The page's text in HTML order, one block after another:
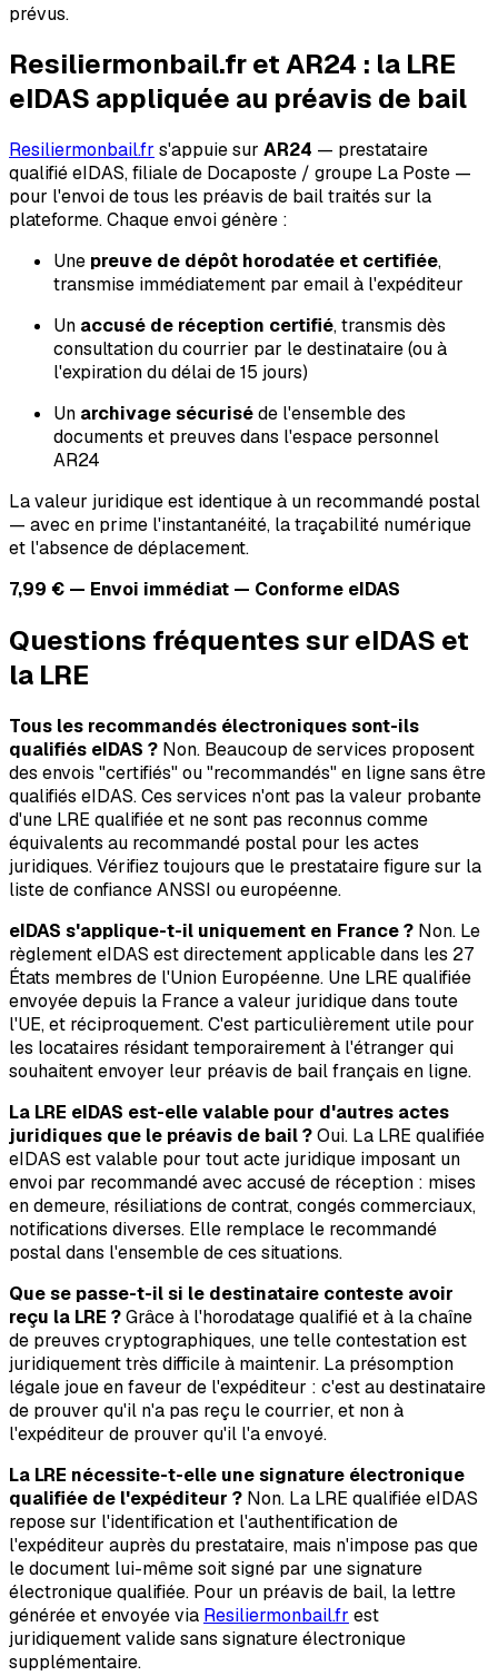
prévus.
Resiliermonbail.fr et AR24 : la LRE
eIDAS appliquée au préavis de bail
Resiliermonbail.fr s'appuie sur AR24 — prestataire
qualifié eIDAS, filiale de Docaposte / groupe La Poste —
pour l'envoi de tous les préavis de bail traités sur la
plateforme. Chaque envoi génère :
Une preuve de dépôt horodatée et certifiée,
transmise immédiatement par email à l'expéditeur
Un accusé de réception certifié, transmis dès
consultation du courrier par le destinataire (ou à
l'expiration du délai de 15 jours)
Un archivage sécuriséde l'ensemble des
documents et preuves dans l'espace personnel
AR24
La valeur juridique est identique à un recommandé postal
— avec en prime l'instantanéité, la traçabilité numérique
et l'absence de déplacement.
7,99 € — Envoi immédiat — Conforme eIDAS
Questions fréquentes sur eIDAS et
la LRE
Tous les recommandés électroniques sont-ils
qualifiés eIDAS ? Non. Beaucoup de services proposent
des envois "certifiés" ou "recommandés" en ligne sans être
qualifiés eIDAS. Ces services n'ont pas la valeur probante
d'une LRE qualifiée et ne sont pas reconnus comme
équivalents au recommandé postal pour les actes
juridiques. Vérifiez toujours que le prestataire figure sur la
liste de confiance ANSSI ou européenne.
eIDAS s'applique-t-il uniquement en France ? Non. Le
règlement eIDAS est directement applicable dans les 27
États membres de l'Union Européenne. Une LRE qualifiée
envoyée depuis la France a valeur juridique dans toute
l'UE, et réciproquement. C'est particulièrement utile pour
les locataires résidant temporairement à l'étranger qui
souhaitent envoyer leur préavis de bail français en ligne.
La LRE eIDAS est-elle valable pour d'autres actes
juridiques que le préavis de bail ?Oui. La LRE qualifiée
eIDAS est valable pour tout acte juridique imposant un
envoi par recommandé avec accusé de réception : mises
en demeure, résiliations de contrat, congés commerciaux,
notifications diverses. Elle remplace le recommandé
postal dans l'ensemble de ces situations.
Que se passe-t-il si le destinataire conteste avoir
reçu la LRE ?Grâce à l'horodatage qualifié et à la chaîne
de preuves cryptographiques, une telle contestation est
juridiquement très difficile à maintenir. La présomption
légale joue en faveur de l'expéditeur : c'est au destinataire
de prouver qu'il n'a pas reçu le courrier, et non à
l'expéditeur de prouver qu'il l'a envoyé.
La LRE nécessite-t-elle une signature électronique
qualifiée de l'expéditeur ? Non. La LRE qualifiée eIDAS
repose sur l'identification et l'authentification de
l'expéditeur auprès du prestataire, mais n'impose pas que
le document lui-même soit signé par une signature
électronique qualifiée. Pour un préavis de bail, la lettre
générée et envoyée via Resiliermonbail.fr est
juridiquement valide sans signature électronique
supplémentaire.